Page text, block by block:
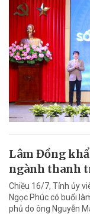
Lâm Đồng
ngành thanh
Chiều 16/7, Tỉnh ủy
Ngọc Phúc có buổi
phủ do ông Nguyễn